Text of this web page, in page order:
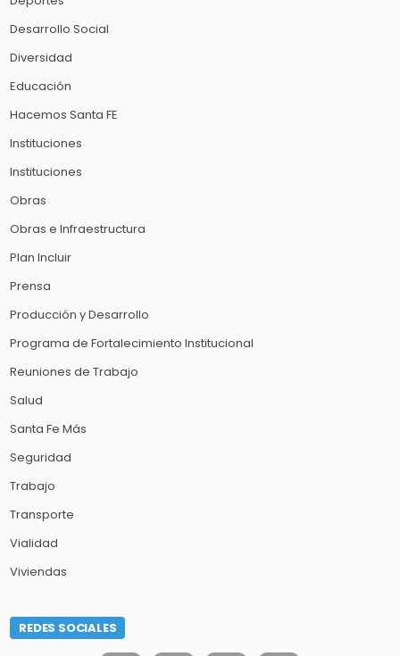
Desarrollo Social
Diversidad
Educación
Hacemos Santa FE
Instituciones
Instituciones
Obras
Obras e Infraestructura
Plan Incluir
Prensa
Producción y Desarrollo
Programa de Fortalecimiento Institucional
Reuniones de Trabajo
Salud
Santa Fe Más
Seguridad
Trabajo
Transporte
Vialidad
Viviendas
REDES SOCIALES